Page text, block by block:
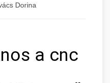
Dorina
a cnc